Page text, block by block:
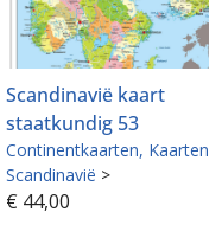
Scandinavië kaart
staatkundig 53
Continentkaarten Kaarten
Scandinavië >
€ 44,00